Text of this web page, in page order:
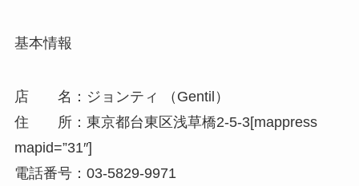
基本情報
店 名：ジョンティ （Gentil）
住 所：東京都台東区浅草橋2-5-3[mappress
mapid=”31″]
電話番号：03-5829-9971